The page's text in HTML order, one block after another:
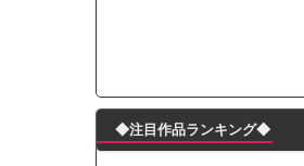
◆注目作品ランキング◆